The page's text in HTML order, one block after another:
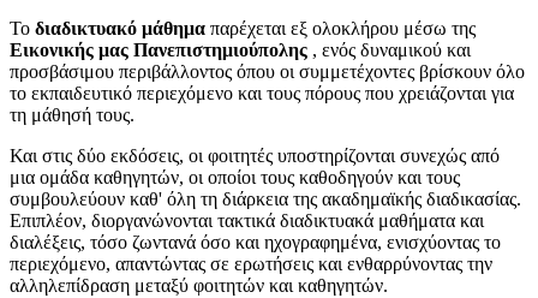
Το διαδικτυακό μάθημα παρέχεται εξ ολοκλήρου μέσω της
Εικονικής μας Πανεπιστημιούπολης , ενός δυναμικού και
προσβάσιμου περιβάλλοντος όπου οι συμμετέχοντες βρίσκουν όλο
το εκπαιδευτικό περιεχόμενο και τους πόρους που χρειάζονται για
τη μάθησή τους.
Και στις δύο εκδόσεις, οι φοιτητές υποστηρίζονται συνεχώς από
μια ομάδα καθηγητών, οι οποίοι τους καθοδηγούν και τους
συμβουλεύουν καθ' όλη τη διάρκεια της ακαδημαϊκής διαδικασίας.
Επιπλέον, διοργανώνονται τακτικά διαδικτυακά μαθήματα και
διαλέξεις, τόσο ζωντανά όσο και ηχογραφημένα, ενισχύοντας το
περιεχόμενο, απαντώντας σε ερωτήσεις και ενθαρρύνοντας την
αλληλεπίδραση μεταξύ φοιτητών και καθηγητών.